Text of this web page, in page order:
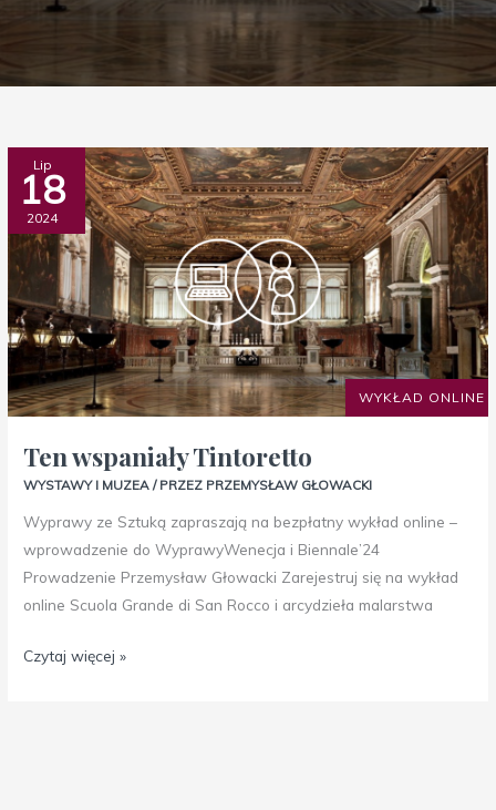
WYKŁAD ONLINE
Lip
18
2024
Ten wspaniały Tintoretto
WYSTAWY I MUZEA / PRZEZ PRZEMYSŁAW GŁOWACKI
Wyprawy ze Sztuką zapraszają na bezpłatny wykład online –
wprowadzenie do WyprawyWenecja i Biennale’24
Prowadzenie Przemysław Głowacki Zarejestruj się na wykład
online Scuola Grande di San Rocco i arcydzieła malarstwa
Ten
wspaniały
Tintoretto
Czytaj więcej »